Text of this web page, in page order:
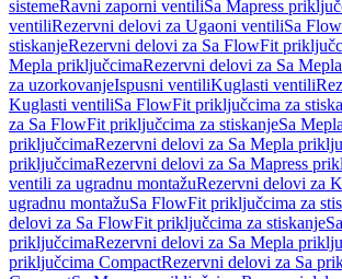
sistemeRavni zaporni ventiliSa Mapress
ventiliRezervni delovi za Ugaoni ventiliSa
stiskanjeRezervni delovi za Sa FlowFit
Mepla priključcimaRezervni delovi za Sa
za uzorkovanjeIspusni ventiliKuglasti ventili
Kuglasti ventiliSa FlowFit priključcima za
za Sa FlowFit priključcima za stiskanjeSa Mepla
priključcimaRezervni delovi za Sa Mepla
priključcimaRezervni delovi za Sa Mapress
ventili za ugradnu montažuRezervni delovi za
ugradnu montažuSa FlowFit priključcima za
delovi za Sa FlowFit priključcima za stiskanje
priključcimaRezervni delovi za Sa Mepla
priključcima CompactRezervni delovi za Sa